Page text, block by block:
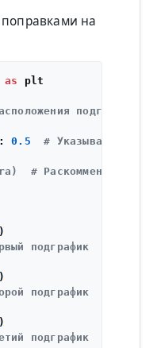
на
as plt
подграфиков
: 0.5
# Указывает
# Раскомментируйте,
)
подграфик
)
подграфик
)
подграфик